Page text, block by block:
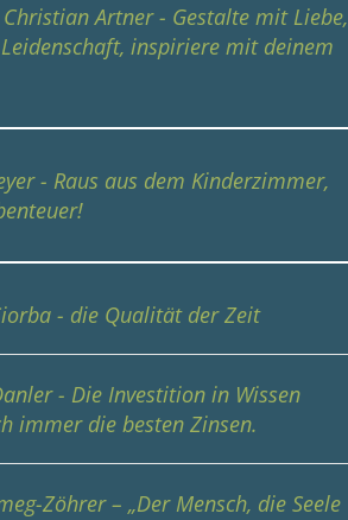
Christian Artner - Gestalte mit Liebe,
inspiriere mit deinem
- Raus aus dem Kinderzimmer,
- die Qualität der Zeit
- Die Investition in Wissen
immer die besten Zinsen.
Zöhrer – „Der Mensch, die Seele